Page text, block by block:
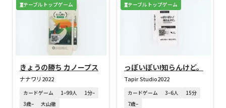
テーブルトップゲーム
きょうの勝ち カノープス
ナナワリ2022
カードゲーム 1–99人
1分–
3歳–
大山徹
テーブルトップゲーム
っぽいぽい!知らんけど。
Tapir Studio2022
カードゲーム 3–6人
15分
7歳–